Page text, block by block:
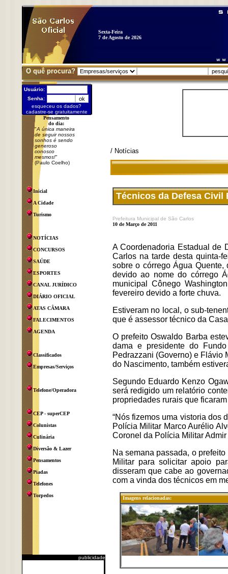
Sexta-Feira
7 de Agosto de 2026
O quê procura?
Usuário:
Senha:
esqueceu os dados?
cadastre-se gratuitamente
Pensamento
do dia:
"A única maneira
de seguir nossos
sonhos é sendo
generoso
conosco
mesmos!"
(Paulo Coelho)
Inicial
A Cidade
Turismo
NOTÍCIAS
CONCURSOS
SAÚDE
ESPORTES
CANAL JURÍDICO
DIÁRIO OFICIAL
ATAS CÂMARA
FALECIMENTOS
AGENDA
Classificados
Empresas/Serviços
Telefone/Operadora
CEP - superCEP
Colunistas
Culinária
Diversão & Lazer
Pensamentos
Piadas
Telefones
Torpedos
publicidade
/ Notícias
Técnicos da Defesa Civil
Prefeitura Municipal de São Carlos
10 de Março de 2011
A Coordenadoria Estadual de
Carlos na tarde desta quinta-
sobre o córrego Água
devido ao nome do córrego
municipal Cônego
fevereiro devido a forte chuva.
Estiveram no local, o sub-
que é assessor técnico da
O prefeito Oswaldo Barba
dama e presidente do
Pedrazzani (Governo) e Flávio
do Nascimento, também
Segundo Eduardo Kenzo
será redigido um relatório
propriedades rurais que
“Nós fizemos uma vistoria dos
Polícia Militar Marco Aurélio
Coronel da Polícia Militar
Na semana passada, o
Militar para solicitar apoio
disseram que cabe ao
com a vinda dos técnicos em
Imagens relacionadas: